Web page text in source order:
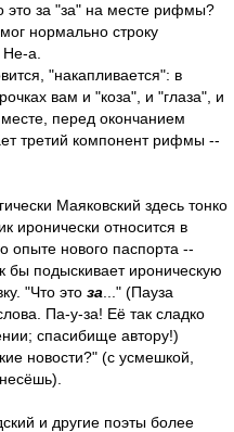
это за "за" на месте рифмы?
нормально строку
а.
"накапливается": в
вам и "коза", и "глаза", и
перед окончанием
третий компонент рифмы --
Маяковский здесь тонко
иронически относится в
опыте нового паспорта --
бы подыскивает ироническую
"Что это за ..." (Пауза
Па-у-за! Её так сладко
спасибище автору!)
новости?" (с усмешкой,
и другие поэты более